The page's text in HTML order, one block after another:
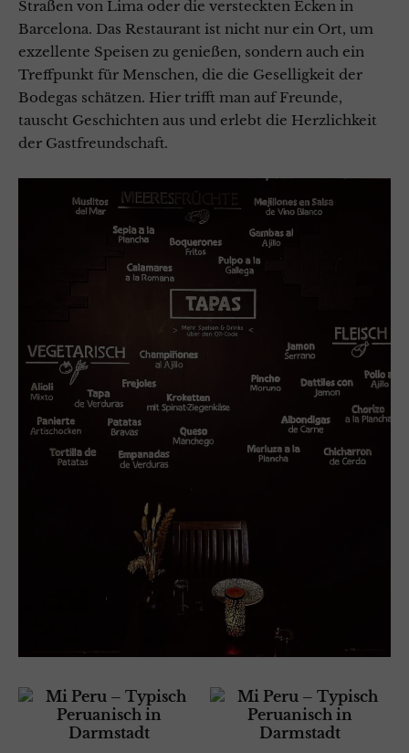
Straßen von Lima oder die versteckten Ecken in
Barcelona. Das Restaurant ist nicht nur ein Ort, um
exzellente Speisen zu genießen, sondern auch ein
Treffpunkt für Menschen, die die Geselligkeit der
Bodegas schätzen. Hier trifft man auf Freunde,
tauscht Geschichten aus und erlebt die Herzlichkeit
der Gastfreundschaft.